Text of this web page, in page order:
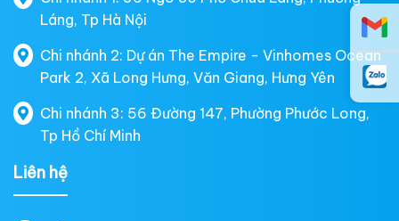
Láng, Tp Hà Nội
Chi nhánh 2: Dự án The Empire - Vinhomes Ocean
Park 2, Xã Long Hưng, Văn Giang, Hưng Yên
Chi nhánh 3: 56 Đường 147, Phường Phước Long,
Tp Hồ Chí Minh
Liên hệ